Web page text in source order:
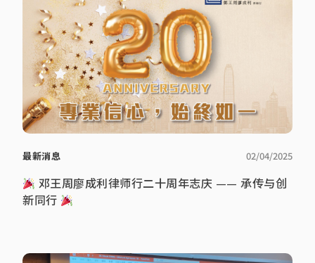
最新消息 02/04/2025
邓王周廖成利律师行二十周年志庆 —— 承传与创
新同行